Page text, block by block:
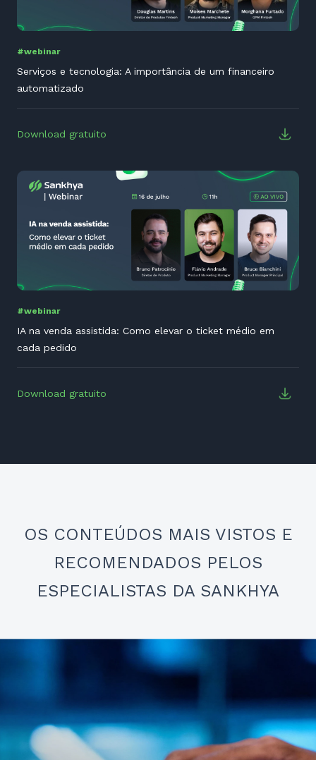
#webinar
Serviços e tecnologia: A importância de um financeiro
automatizado
Download gratuito
#webinar
IA na venda assistida: Como elevar o ticket médio em
cada pedido
Download gratuito
OS CONTEÚDOS MAIS VISTOS E
RECOMENDADOS PELOS
ESPECIALISTAS DA SANKHYA